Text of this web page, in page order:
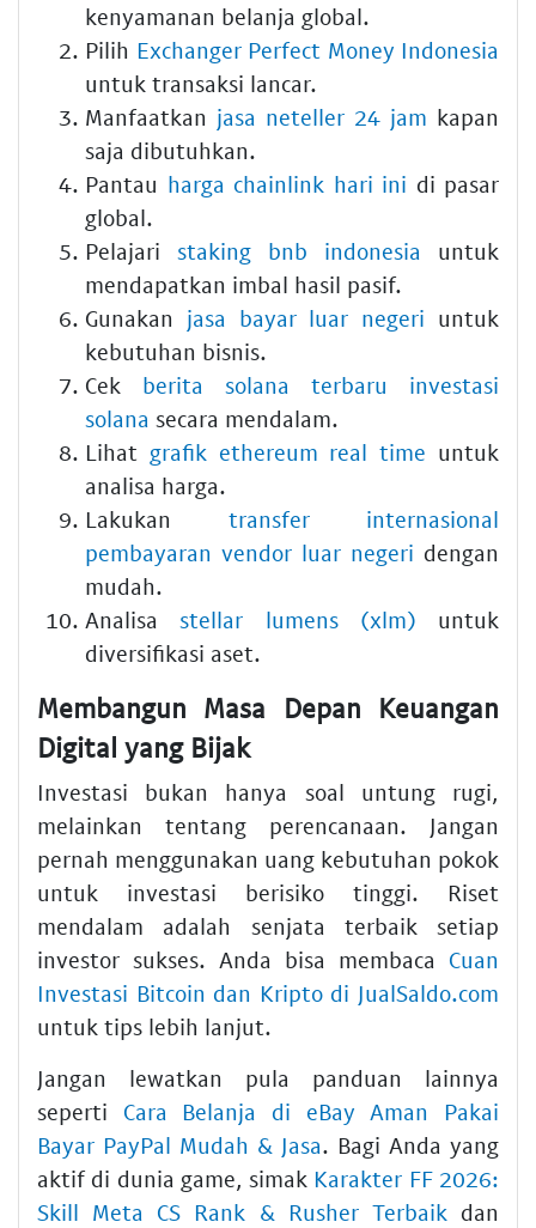
kenyamanan belanja global.
Pilih Exchanger Perfect Money Indonesia
untuk transaksi lancar.
Manfaatkan jasa neteller 24 jam kapan
saja dibutuhkan.
Pantau harga chainlink hari ini di pasar
global.
Pelajari staking bnb indonesia untuk
mendapatkan imbal hasil pasif.
Gunakan jasa bayar luar negeri untuk
kebutuhan bisnis.
Cek berita solana terbaru investasi
solana secara mendalam.
Lihat grafik ethereum real time untuk
analisa harga.
Lakukan transfer internasional
pembayaran vendor luar negeri dengan
mudah.
Analisastellar lumens (xlm) untuk
diversifikasi aset.
Membangun Masa Depan Keuangan
Digital yang Bijak
Investasi bukan hanya soal untung rugi,
melainkan tentang perencanaan. Jangan
pernah menggunakan uang kebutuhan pokok
untuk investasi berisiko tinggi. Riset
mendalam adalah senjata terbaik setiap
investor sukses. Anda bisa membaca Cuan
Investasi Bitcoin dan Kripto di JualSaldo.com
untuk tips lebih lanjut.
Jangan lewatkan pula panduan lainnya
seperti Cara Belanja di eBay Aman Pakai
Bayar PayPal Mudah & Jasa. Bagi Anda yang
aktif di dunia game, simak Karakter FF 2026:
Skill Meta CS Rank & Rusher Terbaikdan